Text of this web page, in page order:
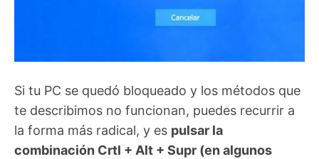
Si tu PC se quedó bloqueado y los métodos que
te describimos no funcionan, puedes recurrir a
la forma más radical, y es pulsar la
combinación Crtl + Alt + Supr (en algunos